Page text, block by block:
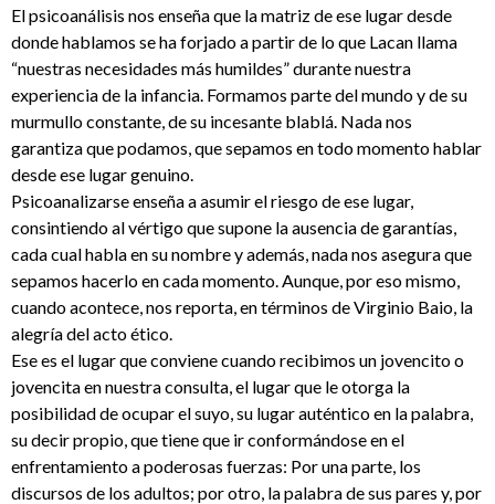
El psicoanálisis nos enseña que la matriz de ese lugar desde
donde hablamos se ha forjado a partir de lo que Lacan llama
“nuestras necesidades más humildes” durante nuestra
experiencia de la infancia. Formamos parte del mundo y de su
murmullo constante, de su incesante blablá. Nada nos
garantiza que podamos, que sepamos en todo momento hablar
desde ese lugar genuino.
Psicoanalizarse enseña a asumir el riesgo de ese lugar,
consintiendo al vértigo que supone la ausencia de garantías,
cada cual habla en su nombre y además, nada nos asegura que
sepamos hacerlo en cada momento. Aunque, por eso mismo,
cuando acontece, nos reporta, en términos de Virginio Baio, la
alegría del acto ético.
Ese es el lugar que conviene cuando recibimos un jovencito o
jovencita en nuestra consulta, el lugar que le otorga la
posibilidad de ocupar el suyo, su lugar auténtico en la palabra,
su decir propio, que tiene que ir conformándose en el
enfrentamiento a poderosas fuerzas: Por una parte, los
discursos de los adultos; por otro, la palabra de sus pares y, por